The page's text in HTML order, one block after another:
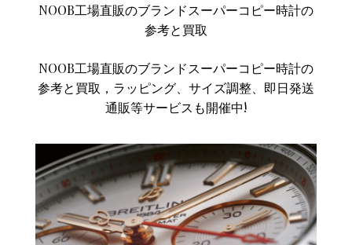
NOOB工場直販のブランドスーパーコピー時計の
参考と買取
NOOB工場直販のブランドスーパーコピー時計の
参考と買取，ラッピング、サイズ調整、即日発送
通販等サービスも開催中!